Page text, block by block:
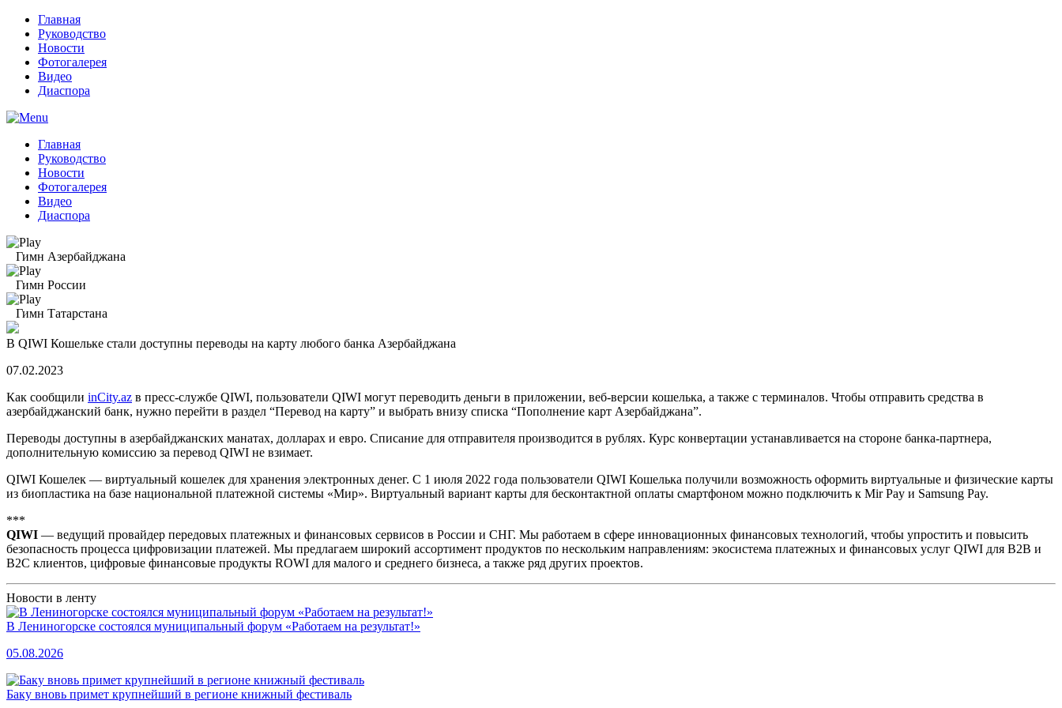
Главная
Руководство
Новости
Фотогалерея
Видео
Диаспора
Главная
Руководство
Новости
Фотогалерея
Видео
Диаспора
Гимн Азербайджана
Гимн России
Гимн Татарстана
В QIWI Кошельке стали доступны переводы на карту любого банка Азербайджана
07.02.2023
Как сообщили inCity.az в пресс-службе QIWI, пользователи QIWI могут переводить деньги в приложении, веб-версии кошелька, а также с терминалов. Чтобы отправить средства в
азербайджанский банк, нужно перейти в раздел “Перевод на карту” и выбрать внизу списка “Пополнение карт Азербайджана”.
Переводы доступны в азербайджанских манатах, долларах и евро. Списание для отправителя производится в рублях. Курс конвертации устанавливается на стороне банка-партнера,
дополнительную комиссию за перевод QIWI не взимает.
QIWI Кошелек — виртуальный кошелек для хранения электронных денег. С 1 июля 2022 года пользователи QIWI Кошелька получили возможность оформить виртуальные и физические карты
из биопластика на базе национальной платежной системы «Мир». Виртуальный вариант карты для бесконтактной оплаты смартфоном можно подключить к Mir Pay и Samsung Pay.
***
QIWI — ведущий провайдер передовых платежных и финансовых сервисов в России и СНГ. Мы работаем в сфере инновационных финансовых технологий, чтобы упростить и повысить
безопасность процесса цифровизации платежей. Мы предлагаем широкий ассортимент продуктов по нескольким направлениям: экосистема платежных и финансовых услуг QIWI для В2В и
В2С клиентов, цифровые финансовые продукты ROWI для малого и среднего бизнеса, а также ряд других проектов.
Новости в ленту
В Лениногорске состоялся муниципальный форум «Работаем на результат!»
05.08.2026
Баку вновь примет крупнейший в регионе книжный фестиваль